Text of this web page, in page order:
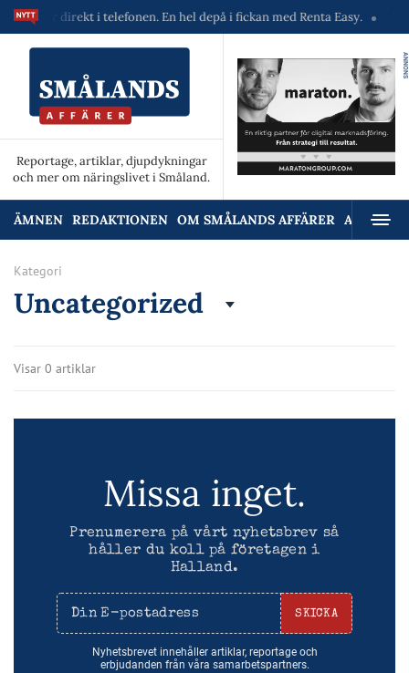
direkt i telefonen. En hel depå i fickan med Renta Easy.
Reportage, artiklar, djupdykningar
och mer om näringslivet i Småland.
ANNONS
ÄMNEN REDAKTIONEN OM SMÅLANDS AFFÄRER
Kategori
Uncategorized
Visar 0 artiklar
Missa inget.
Prenumerera på vårt nyhetsbrev så
håller du koll på företagen i
Halland.
SKICKA
Nyhetsbrevet innehåller artiklar, reportage och
erbjudanden från våra samarbetspartners.